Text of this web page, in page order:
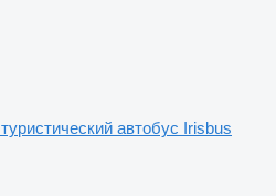
туристический автобус Irisbus